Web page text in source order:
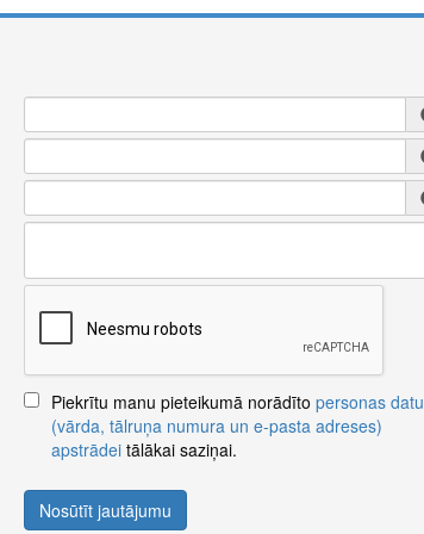
Piekrītu manu pieteikumā norādīto personas datu
(vārda, tālruņa numura un e-pasta adreses)
apstrādeitālākai saziņai.
Nosūtīt jautājumu